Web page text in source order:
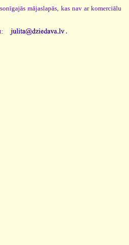
mājaslapās, kas nav ar komerciālu
.